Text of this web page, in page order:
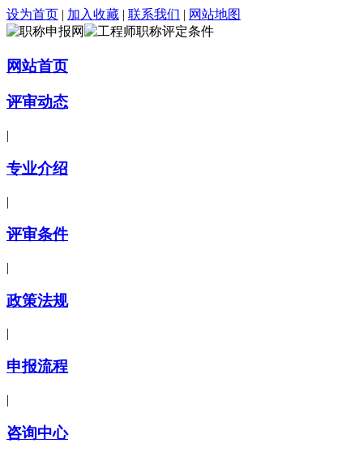
设为首页 | 加入收藏 | 联系我们 | 网站地图
网站首页
评审动态
|
专业介绍
|
评审条件
|
政策法规
申报流程
|
咨询中心